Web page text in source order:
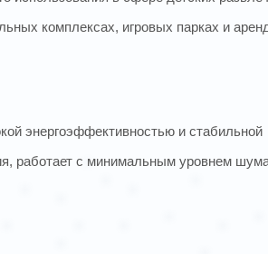
комплексах, игровых парках и
энергоэффективностью и стабильной
работает с минимальным уровнем